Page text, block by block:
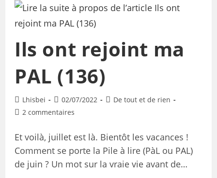
Ils ont rejoint ma
PAL (136)
Lhisbei 02/07/2022
De tout et de rien
2 commentaires
Et voilà, juillet est là. Bientôt les vacances !
Comment se porte la Pile à lire (PàL ou PAL)
de juin ? Un mot sur la vraie vie avant de…